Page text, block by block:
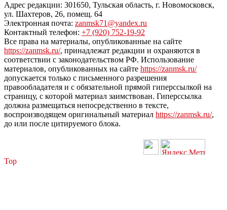
Адрес редакции: 301650, Тульская область, г. Новомосковск,
ул. Шахтеров, 26, помещ. 64
Электронная почта: zanmsk71@yandex.ru
Контактный телефон: +7 (920) 752-19-92
Все права на материалы, опубликованные на сайте
https://zanmsk.ru/, принадлежат редакции и охраняются в
соответствии с законодательством РФ. Использование
материалов, опубликованных на сайте https://zanmsk.ru/
допускается только с письменного разрешения
правообладателя и с обязательной прямой гиперссылкой на
страницу, с которой материал заимствован. Гиперссылка
должна размещаться непосредственно в тексте,
воспроизводящем оригинальный материал https://zanmsk.ru/,
до или после цитируемого блока.
Top